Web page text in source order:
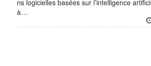
ns logicielles basées sur l’intelligence
à…